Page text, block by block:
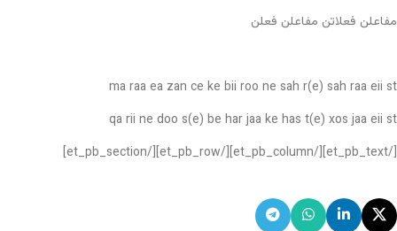
مفاعلن فعلاتن مفاعلن فعلن
ma raa ea zan ce ke bii roo ne sah r(e) sah raa eii st
qa rii ne doo s(e) be har jaa ke has t(e) xos jaa eii st
[/et_pb_text][/et_pb_column][/et_pb_row][/et_pb_section]